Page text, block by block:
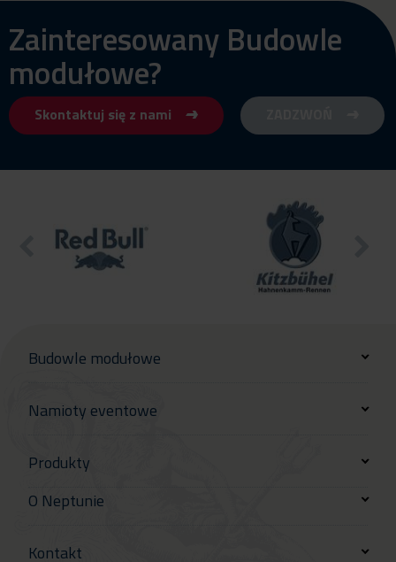
Zainteresowany Budowle
modułowe?
Skontaktuj się z nami
Budowle modułowe
Namioty eventowe
Produkty
O Neptunie
Kontakt